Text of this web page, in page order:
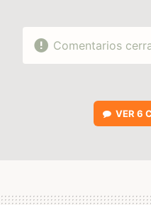
Comentarios
VER 6